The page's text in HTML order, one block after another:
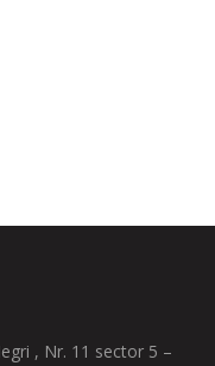
, Nr. 11 sector 5 –